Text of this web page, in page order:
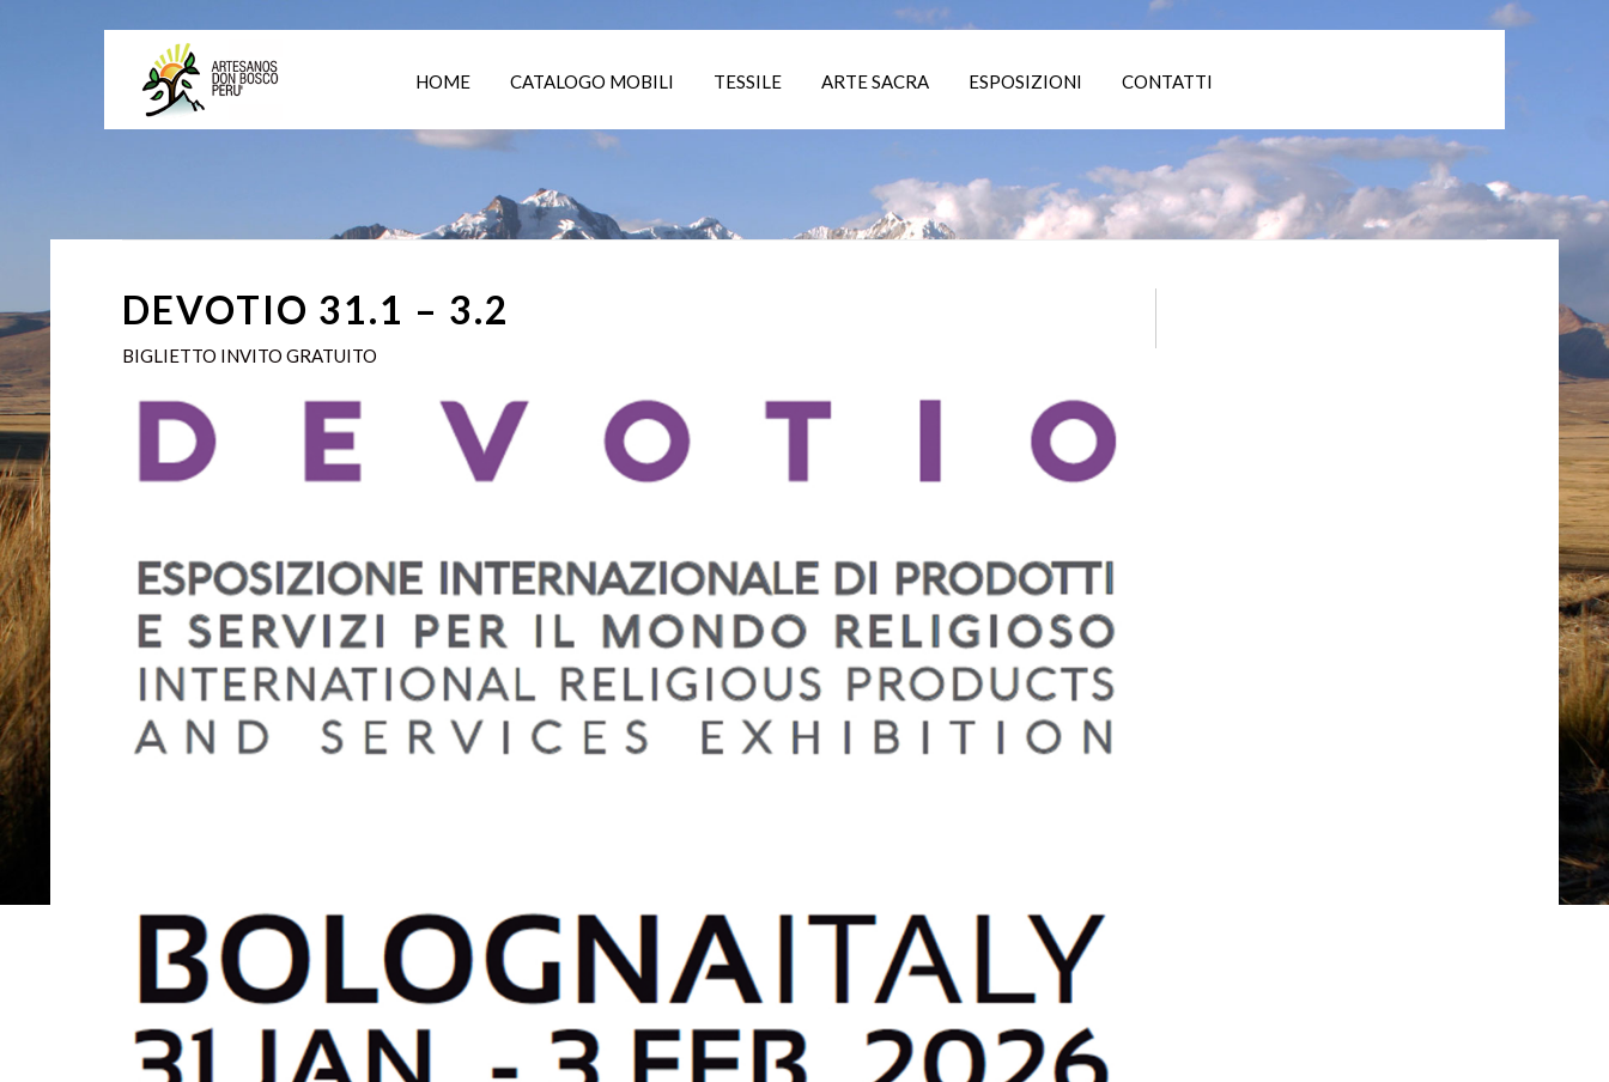
HOME CATALOGO MOBILI TESSILE ARTE SACRA ESPOSIZIONI CONTATTI
DEVOTIO 31.1 – 3.2
BIGLIETTO INVITO GRATUITO